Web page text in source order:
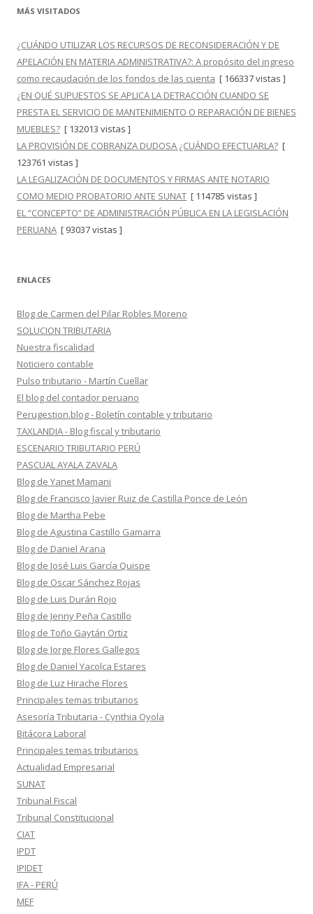
MÁS VISITADOS
¿CUÁNDO UTILIZAR LOS RECURSOS DE RECONSIDERACIÓN Y DE
APELACIÓN EN MATERIA ADMINISTRATIVA?: A propósito del ingreso
como recaudación de los fondos de las cuenta [ 166337 vistas ]
¿EN QUÉ SUPUESTOS SE APLICA LA DETRACCIÓN CUANDO SE
PRESTA EL SERVICIO DE MANTENIMIENTO O REPARACIÓN DE BIENES
MUEBLES? [ 132013 vistas ]
LA PROVISIÓN DE COBRANZA DUDOSA ¿CUÁNDO EFECTUARLA? [
123761 vistas ]
LA LEGALIZACIÓN DE DOCUMENTOS Y FIRMAS ANTE NOTARIO
COMO MEDIO PROBATORIO ANTE SUNAT [ 114785 vistas ]
EL “CONCEPTO” DE ADMINISTRACIÓN PÚBLICA EN LA LEGISLACIÓN
PERUANA [ 93037 vistas ]
ENLACES
Blog de Carmen del Pilar Robles Moreno
SOLUCION TRIBUTARIA
Nuestra fiscalidad
Noticiero contable
Pulso tributario - Martín Cuellar
El blog del contador peruano
Perugestion.blog - Boletín contable y tributario
TAXLANDIA - Blog fiscal y tributario
ESCENARIO TRIBUTARIO PERÚ
PASCUAL AYALA ZAVALA
Blog de Yanet Mamani
Blog de Francisco Javier Ruiz de Castilla Ponce de León
Blog de Martha Pebe
Blog de Agustina Castillo Gamarra
Blog de Daniel Arana
Blog de José Luis García Quispe
Blog de Oscar Sánchez Rojas
Blog de Luis Durán Rojo
Blog de Jenny Peña Castillo
Blog de Toño Gaytán Ortiz
Blog de Jorge Flores Gallegos
Blog de Daniel Yacolca Estares
Blog de Luz Hirache Flores
Principales temas tributarios
Asesoría Tributaria - Cynthia Oyola
Bitácora Laboral
Principales temas tributarios
Actualidad Empresarial
SUNAT
Tribunal Fiscal
Tribunal Constitucional
CIAT
IPDT
IPIDET
IFA - PERÚ
MEF